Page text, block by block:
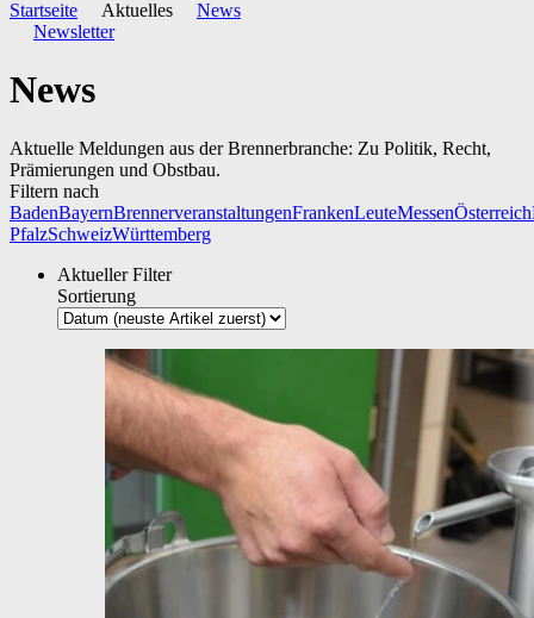
Startseite Aktuelles
News
Newsletter
News
Aktuelle Meldungen aus der Brennerbranche: Zu Politik, Recht,
Prämierungen und Obstbau.
Filtern nach
BadenBayernBrennerveranstaltungenFrankenLeuteMessenÖsterreich
PfalzSchweizWürttemberg
Aktueller Filter
Sortierung